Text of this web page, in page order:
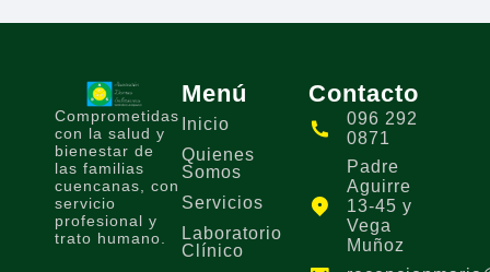
Comprometidas
con la salud y
bienestar de
las familias
cuencanas, con
servicio
profesional y
trato humano.
Menú
Inicio
Quienes
Somos
Servicios
Laboratorio
Clínico
Contacto
096 292
0871
Padre
Aguirre
13-45 y
Vega
Muñoz